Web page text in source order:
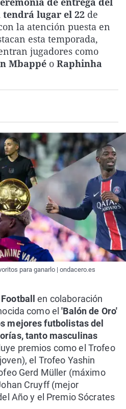
La rosa de los vientos
Gente viajera
Como el perro y el
Caso
Retornados
Equipo de
Operación Viuda
Extremadura
Galicia
La Rioja
Navarra
Virales
Televisión
Elecciones
lugar el 22 de
la atención puesta en
esta temporada,
jugadores como
Mbappé o Raphinha
para ganarlo | ondacero.es
Footballen colaboración
como el'Balón de Oro'
mejores futbolistas del
tanto masculinas
premios como el Trofeo
el Trofeo Yashin
Gerd Müller (máximo
Cruyff (mejor
Año y el Premio Sócrates